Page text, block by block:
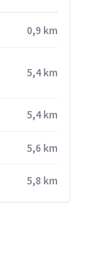
0,9 km
5,4 km
5,4 km
5,6 km
5,8 km